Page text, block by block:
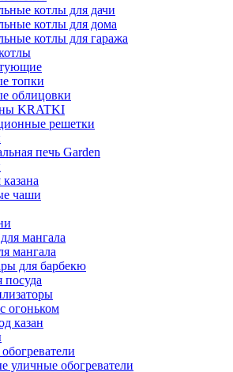
котлы для дачи
котлы для дома
котлы для гаража
топки
облицовки
KRATKI
решетки
печь Garden
чаши
мангала
мангала
для барбекю
посуда
огоньком
казан